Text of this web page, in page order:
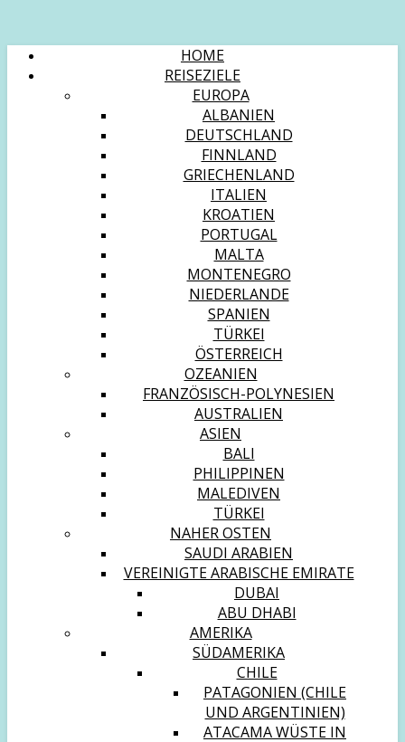
HOME
REISEZIELE
EUROPA
ALBANIEN
DEUTSCHLAND
FINNLAND
GRIECHENLAND
ITALIEN
KROATIEN
PORTUGAL
MALTA
MONTENEGRO
NIEDERLANDE
SPANIEN
TÜRKEI
ÖSTERREICH
OZEANIEN
FRANZÖSISCH-POLYNESIEN
AUSTRALIEN
ASIEN
BALI
PHILIPPINEN
MALEDIVEN
TÜRKEI
NAHER OSTEN
SAUDI ARABIEN
VEREINIGTE ARABISCHE EMIRATE
DUBAI
ABU DHABI
AMERIKA
SÜDAMERIKA
CHILE
PATAGONIEN (CHILE
UND ARGENTINIEN)
ATACAMA WÜSTE IN